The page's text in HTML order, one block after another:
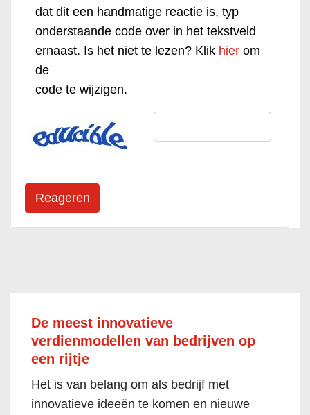
dat dit een handmatige reactie is, typ
onderstaande code over in het tekstveld
ernaast. Is het niet te lezen? Klik hier om
de
code te wijzigen.
De meest innovatieve
verdienmodellen van bedrijven op
een rijtje
Het is van belang om als bedrijf met
innovatieve ideeën te komen en nieuwe